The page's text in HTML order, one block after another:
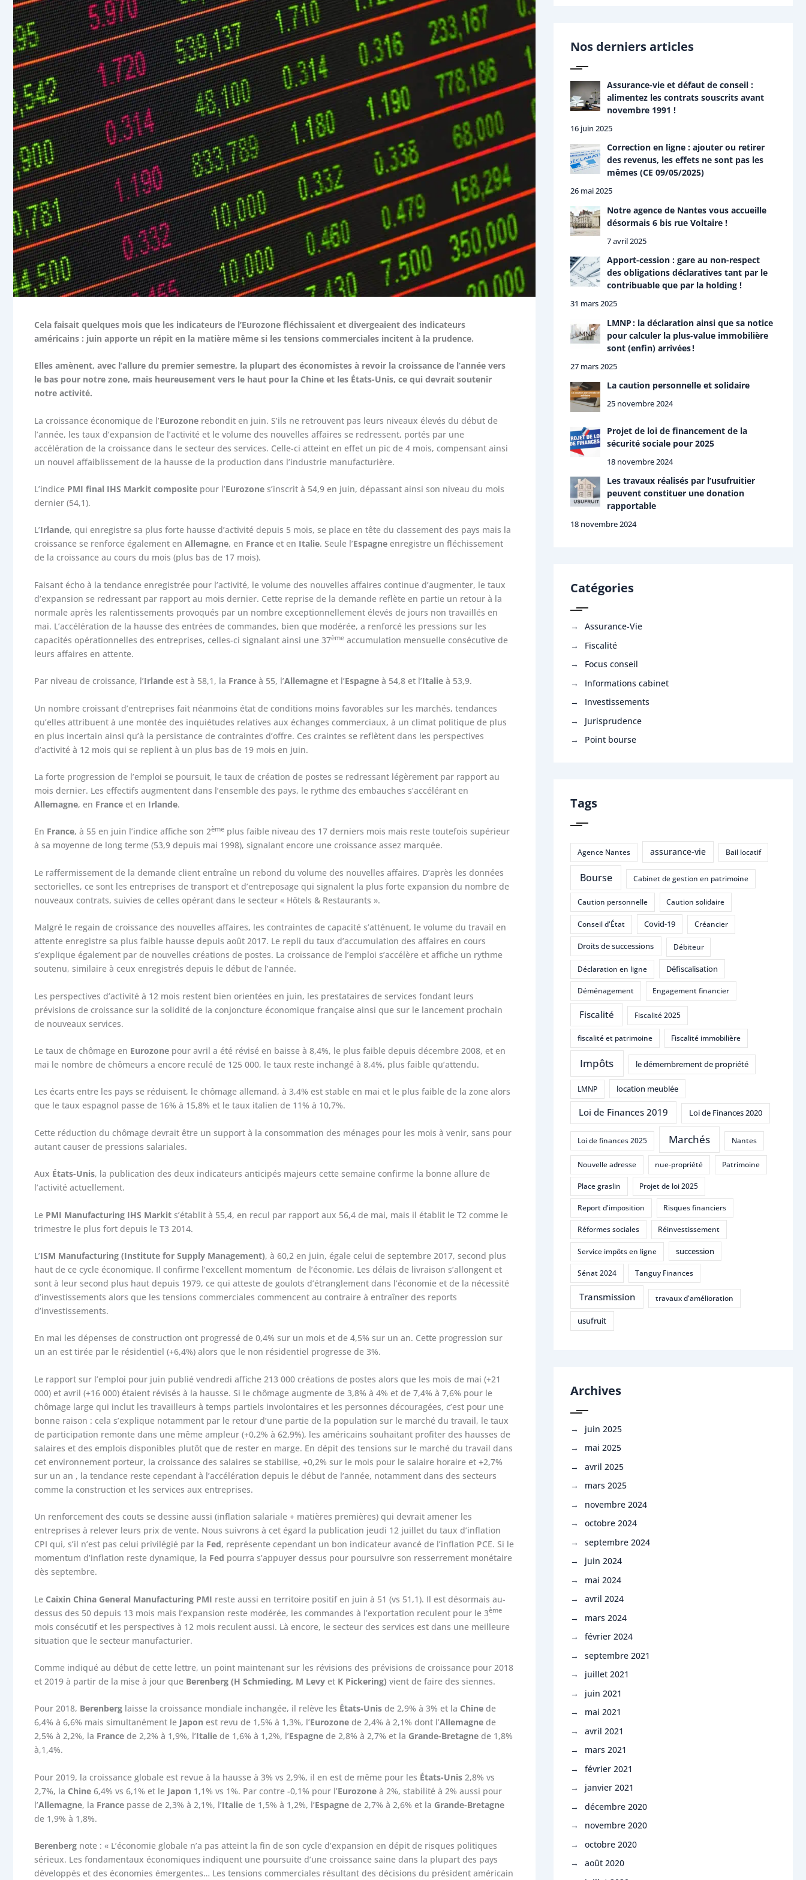
Cela faisait quelques mois que les indicateurs de l’Eurozone fléchissaient et divergeaient des indicateurs
américains : juin apporte un répit en la matière même si les tensions commerciales incitent à la prudence.
Elles amènent, avec l’allure du premier semestre, la plupart des économistes à revoir la croissance de l’année vers
le bas pour notre zone, mais heureusement vers le haut pour la Chine et les États-Unis, ce qui devrait soutenir
notre activité.
La croissance économique de l’Eurozone rebondit en juin. S’ils ne retrouvent pas leurs niveaux élevés du début de
l’année, les taux d’expansion de l’activité et le volume des nouvelles affaires se redressent, portés par une
accélération de la croissance dans le secteur des services. Celle-ci atteint en effet un pic de 4 mois, compensant ainsi
un nouvel affaiblissement de la hausse de la production dans l’industrie manufacturière.
L’indice PMI final IHS Markit composite pour l’Eurozone s’inscrit à 54,9 en juin, dépassant ainsi son niveau du mois
dernier (54,1).
L’Irlande, qui enregistre sa plus forte hausse d’activité depuis 5 mois, se place en tête du classement des pays mais la
croissance se renforce également en Allemagne, en France et en Italie. Seule l’Espagne enregistre un fléchissement
de la croissance au cours du mois (plus bas de 17 mois).
Faisant écho à la tendance enregistrée pour l’activité, le volume des nouvelles affaires continue d’augmenter, le taux
d’expansion se redressant par rapport au mois dernier. Cette reprise de la demande reflète en partie un retour à la
normale après les ralentissements provoqués par un nombre exceptionnellement élevés de jours non travaillés en
mai. L’accélération de la hausse des entrées de commandes, bien que modérée, a renforcé les pressions sur les
capacités opérationnelles des entreprises, celles-ci signalant ainsi une 37ème accumulation mensuelle consécutive de
leurs affaires en attente.
Par niveau de croissance, l’Irlande est à 58,1, la France à 55, l’Allemagne et l’Espagne à 54,8 et l’Italie à 53,9.
Un nombre croissant d’entreprises fait néanmoins état de conditions moins favorables sur les marchés, tendances
qu’elles attribuent à une montée des inquiétudes relatives aux échanges commerciaux, à un climat politique de plus
en plus incertain ainsi qu’à la persistance de contraintes d’offre. Ces craintes se reflètent dans les perspectives
d’activité à 12 mois qui se replient à un plus bas de 19 mois en juin.
La forte progression de l’emploi se poursuit, le taux de création de postes se redressant légèrement par rapport au
mois dernier. Les effectifs augmentent dans l’ensemble des pays, le rythme des embauches s’accélérant en
Allemagne, en France et en Irlande.
En France, à 55 en juin l’indice affiche son 2ème plus faible niveau des 17 derniers mois mais reste toutefois supérieur
à sa moyenne de long terme (53,9 depuis mai 1998), signalant encore une croissance assez marquée.
Le raffermissement de la demande client entraîne un rebond du volume des nouvelles affaires. D’après les données
sectorielles, ce sont les entreprises de transport et d’entreposage qui signalent la plus forte expansion du nombre de
nouveaux contrats, suivies de celles opérant dans le secteur « Hôtels & Restaurants ».
Malgré le regain de croissance des nouvelles affaires, les contraintes de capacité s’atténuent, le volume du travail en
attente enregistre sa plus faible hausse depuis août 2017. Le repli du taux d’accumulation des affaires en cours
s’explique également par de nouvelles créations de postes. La croissance de l’emploi s’accélère et affiche un rythme
soutenu, similaire à ceux enregistrés depuis le début de l’année.
Les perspectives d’activité à 12 mois restent bien orientées en juin, les prestataires de services fondant leurs
prévisions de croissance sur la solidité de la conjoncture économique française ainsi que sur le lancement prochain
de nouveaux services.
Le taux de chômage en Eurozone pour avril a été révisé en baisse à 8,4%, le plus faible depuis décembre 2008, et en
mai le nombre de chômeurs a encore reculé de 125 000, le taux reste inchangé à 8,4%, plus faible qu’attendu.
Les écarts entre les pays se réduisent, le chômage allemand, à 3,4% est stable en mai et le plus faible de la zone alors
que le taux espagnol passe de 16% à 15,8% et le taux italien de 11% à 10,7%.
Cette réduction du chômage devrait être un support à la consommation des ménages pour les mois à venir, sans pour
autant causer de pressions salariales.
Aux États-Unis, la publication des deux indicateurs anticipés majeurs cette semaine confirme la bonne allure de
l’activité actuellement.
Le PMI Manufacturing IHS Markit s’établit à 55,4, en recul par rapport aux 56,4 de mai, mais il établit le T2 comme le
trimestre le plus fort depuis le T3 2014.
L’ISM Manufacturing (Institute for Supply Management), à 60,2 en juin, égale celui de septembre 2017, second plus
haut de ce cycle économique. Il confirme l’excellent momentum de l’économie. Les délais de livraison s’allongent et
sont à leur second plus haut depuis 1979, ce qui atteste de goulots d’étranglement dans l’économie et de la nécessité
d’investissements alors que les tensions commerciales commencent au contraire à entraîner des reports
d’investissements.
En mai les dépenses de construction ont progressé de 0,4% sur un mois et de 4,5% sur un an. Cette progression sur
un an est tirée par le résidentiel (+6,4%) alors que le non résidentiel progresse de 3%.
Le rapport sur l’emploi pour juin publié vendredi affiche 213 000 créations de postes alors que les mois de mai (+21
000) et avril (+16 000) étaient révisés à la hausse. Si le chômage augmente de 3,8% à 4% et de 7,4% à 7,6% pour le
chômage large qui inclut les travailleurs à temps partiels involontaires et les personnes découragées, c’est pour une
bonne raison : cela s’explique notamment par le retour d’une partie de la population sur le marché du travail, le taux
de participation remonte dans une même ampleur (+0,2% à 62,9%), les américains souhaitant profiter des hausses de
salaires et des emplois disponibles plutôt que de rester en marge. En dépit des tensions sur le marché du travail dans
cet environnement porteur, la croissance des salaires se stabilise, +0,2% sur le mois pour le salaire horaire et +2,7%
sur un an , la tendance reste cependant à l’accélération depuis le début de l’année, notamment dans des secteurs
comme la construction et les services aux entreprises.
Un renforcement des couts se dessine aussi (inflation salariale + matières premières) qui devrait amener les
entreprises à relever leurs prix de vente. Nous suivrons à cet égard la publication jeudi 12 juillet du taux d’inflation
CPI qui, s’il n’est pas celui privilégié par la Fed, représente cependant un bon indicateur avancé de l’inflation PCE. Si le
momentum d’inflation reste dynamique, la Fed pourra s’appuyer dessus pour poursuivre son resserrement monétaire
dès septembre.
Le Caixin China General Manufacturing PMI reste aussi en territoire positif en juin à 51 (vs 51,1). Il est désormais au-
dessus des 50 depuis 13 mois mais l’expansion reste modérée, les commandes à l’exportation reculent pour le 3ème
mois consécutif et les perspectives à 12 mois reculent aussi. Là encore, le secteur des services est dans une meilleure
situation que le secteur manufacturier.
Comme indiqué au début de cette lettre, un point maintenant sur les révisions des prévisions de croissance pour 2018
et 2019 à partir de la mise à jour que Berenberg (H Schmieding, M Levy et K Pickering) vient de faire des siennes.
Pour 2018, Berenberg laisse la croissance mondiale inchangée, il relève les États-Unis de 2,9% à 3% et la Chine de
6,4% à 6,6% mais simultanément le Japon est revu de 1,5% à 1,3%, l’Eurozone de 2,4% à 2,1% dont l’Allemagne de
2,5% à 2,2%, la France de 2,2% à 1,9%, l’Italie de 1,6% à 1,2%, l’Espagne de 2,8% à 2,7% et la Grande-Bretagne de 1,8%
à,1,4%.
Pour 2019, la croissance globale est revue à la hausse à 3% vs 2,9%, il en est de même pour les États-Unis 2,8% vs
2,7%, la Chine 6,4% vs 6,1% et le Japon 1,1% vs 1%. Par contre -0,1% pour l’Eurozone à 2%, stabilité à 2% aussi pour
l’Allemagne, la France passe de 2,3% à 2,1%, l’Italie de 1,5% à 1,2%, l’Espagne de 2,7% à 2,6% et la Grande-Bretagne
de 1,9% à 1,8%.
Berenberg note : « L’économie globale n’a pas atteint la fin de son cycle d’expansion en dépit de risques politiques
sérieux. Les fondamentaux économiques indiquent une poursuite d’une croissance saine dans la plupart des pays
développés et des économies émergentes… Les tensions commerciales résultant des décisions du président américain
c
e
r
:
Nos derniers articles
Assurance-vie et défaut de conseil :
alimentez les contrats souscrits avant
novembre 1991 !
16 juin 2025
Correction en ligne : ajouter ou retirer
des revenus, les effets ne sont pas les
mêmes (CE 09/05/2025)
26 mai 2025
Notre agence de Nantes vous accueille
désormais 6 bis rue Voltaire !
7 avril 2025
Apport-cession : gare au non-respect
des obligations déclaratives tant par le
contribuable que par la holding !
31 mars 2025
LMNP : la déclaration ainsi que sa notice
pour calculer la plus-value immobilière
sont (enfin) arrivées !
27 mars 2025
La caution personnelle et solidaire
25 novembre 2024
Projet de loi de financement de la
sécurité sociale pour 2025
18 novembre 2024
Les travaux réalisés par l’usufruitier
peuvent constituer une donation
rapportable
18 novembre 2024
Catégories
Assurance-Vie
Fiscalité
Focus conseil
Informations cabinet
Investissements
Jurisprudence
Point bourse
Tags
Agence Nantes assurance-vie Bail locatif
Bourse Cabinet de gestion en patrimoine
Caution personnelle Caution solidaire
Conseil d'État Covid-19 Créancier
Droits de successions Débiteur
Déclaration en ligne Défiscalisation
Déménagement Engagement financier
Fiscalité Fiscalité 2025
fiscalité et patrimoine Fiscalité immobilière
Impôts le démembrement de propriété
LMNP location meublée
Loi de Finances 2019 Loi de Finances 2020
Loi de finances 2025 Marchés Nantes
Nouvelle adresse nue-propriété Patrimoine
Place graslin Projet de loi 2025
Report d'imposition Risques financiers
Réformes sociales Réinvestissement
Service impôts en ligne succession
Sénat 2024 Tanguy Finances
Transmission travaux d'amélioration
usufruit
Archives
juin 2025
mai 2025
avril 2025
mars 2025
novembre 2024
octobre 2024
septembre 2024
juin 2024
mai 2024
avril 2024
mars 2024
février 2024
septembre 2021
juillet 2021
juin 2021
mai 2021
avril 2021
mars 2021
février 2021
janvier 2021
décembre 2020
novembre 2020
octobre 2020
août 2020